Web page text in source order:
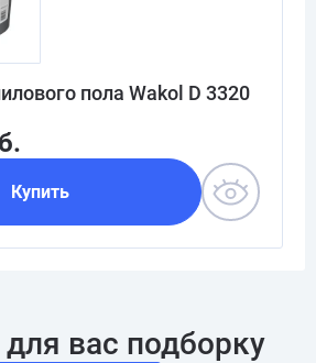
пола Wakol D 3320
Купить
вас подборку